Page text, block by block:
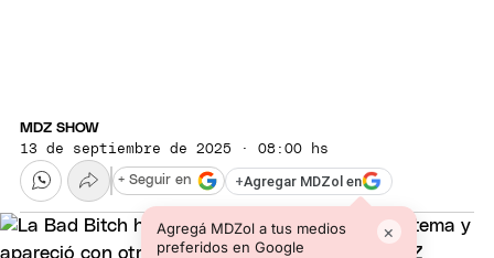
MDZ SHOW
13 de septiembre de 2025 · 08:00 hs
+Agregar MDZol en
Agregá MDZol a tus medios
preferidos en Google
×
+ Seguir en